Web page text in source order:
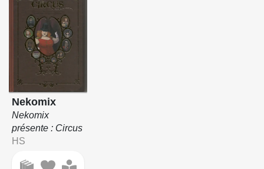
Nekomix
Nekomix
présente : Circus
HS